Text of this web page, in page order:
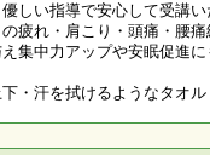
しい指導で安心して受講
疲れ・肩こり・頭痛・腰
集中力アップや安眠促進
・汗を拭けるようなタオ